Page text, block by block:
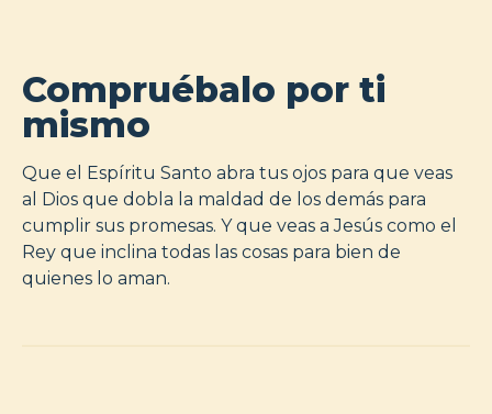
Compruébalo por ti
mismo
Que el Espíritu Santo abra tus ojos para que veas
al Dios que dobla la maldad de los demás para
cumplir sus promesas. Y que veas a Jesús como el
Rey que inclina todas las cosas para bien de
quienes lo aman.